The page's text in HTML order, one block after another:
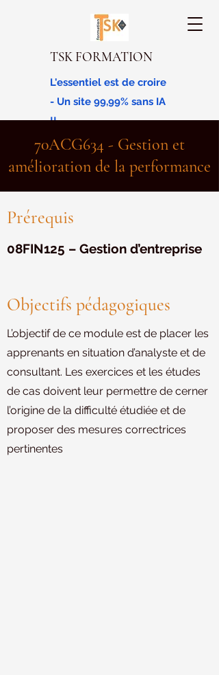
TSK FORMATION
L'essentiel est de croire
- Un site 99,99% sans IA
!!
70ACG634 - Gestion et
amélioration de la performance
Prérequis
08FIN125 – Gestion d’entreprise
Objectifs pédagogiques
L’objectif de ce module est de placer les
apprenants en situation d’analyste et de
consultant. Les exercices et les études
de cas doivent leur permettre de cerner
l’origine de la difficulté étudiée et de
proposer des mesures correctrices
pertinentes